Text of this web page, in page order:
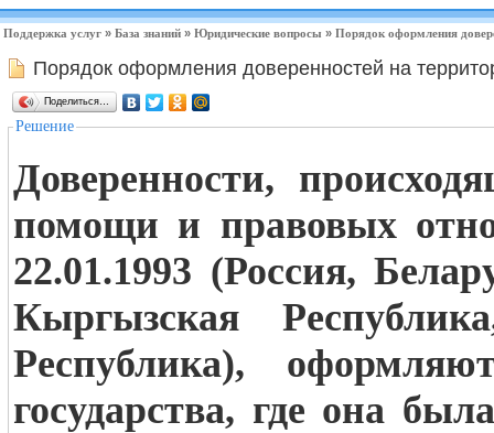
Поддержка услуг » База знаний » Юридические вопросы » Порядок оформления
Порядок оформления доверенностей на
Поделиться…
Решение
Доверенности,
помощи и правовых
22.01.1993 (Россия,
Кыргызская
Республика),
государства, где она